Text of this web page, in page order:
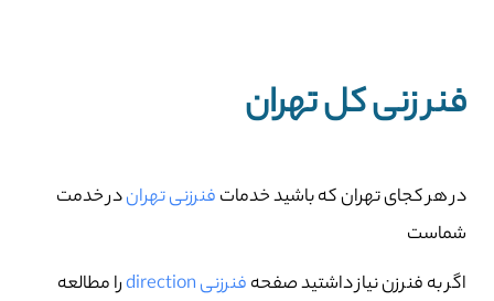
فنر زنی کل تهران
در هر کجای تهران که باشید خدماتفنرزنی تهراندر خدمت
شماست
اگر به فنرزن نیاز داشتید صفحهفنرزنی direction
را مطالعه